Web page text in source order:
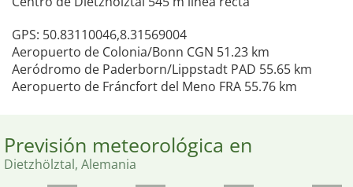
GPS: 50.83110046,8.31569004
Aeropuerto de Colonia/Bonn CGN 51.23 km
Aeródromo de Paderborn/Lippstadt PAD 55.65 km
Aeropuerto de Fráncfort del Meno FRA 55.76 km
Previsión meteorológica en
Dietzhölztal, Alemania